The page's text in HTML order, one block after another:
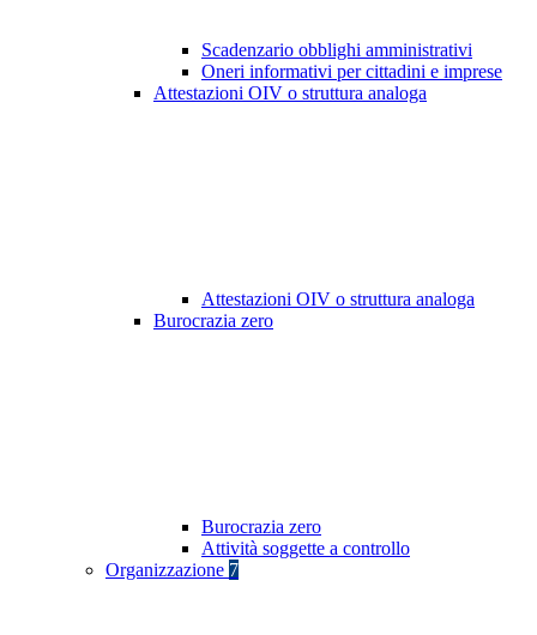
Scadenzario obblighi amministrativi
Oneri informativi per cittadini e imprese
Attestazioni OIV o struttura analoga
Attestazioni OIV o struttura analoga
Burocrazia zero
Burocrazia zero
Attività soggette a controllo
Organizzazione 7